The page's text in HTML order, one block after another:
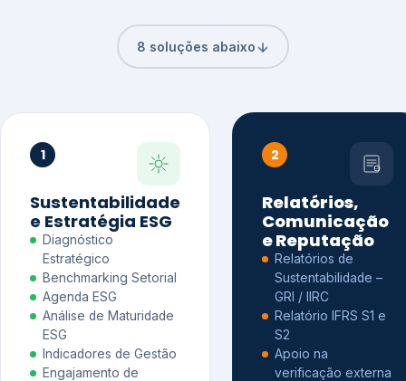
8 soluções abaixo
1
Sustentabilidade
e Estratégia ESG
Diagnóstico
Estratégico
Benchmarking Setorial
Agenda ESG
Análise de Maturidade
ESG
Indicadores de Gestão
Engajamento de
2
Relatórios,
Comunicação
e Reputação
Relatórios de
Sustentabilidade –
GRI / IIRC
Relatório IFRS S1 e
S2
Apoio na
verificação externa